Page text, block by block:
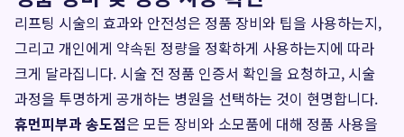
리프팅 시술의 효과와 안전성은 정품 장비와 팁을 사용하는지,
그리고 개인에게 약속된 정량을 정확하게 사용하는지에 따라
크게 달라집니다. 시술 전 정품 인증서 확인을 요청하고, 시술
과정을 투명하게 공개하는 병원을 선택하는 것이 현명합니다.
휴먼피부과 송도점은 모든 장비와 소모품에 대해 정품 사용을